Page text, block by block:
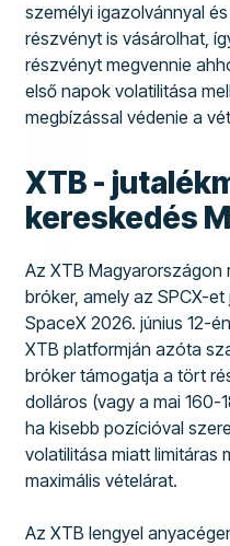
személyi igazolvánnyal
részvényt is vásárolhat,
részvényt megvennie
első napok volatilitása
megbízással védenie a
XTB -
kereskedés
Az XTB Magyarországon
bróker, amely az SPCX-
SpaceX 2026. június 12-
XTB platformján azóta
bróker támogatja a tört
dolláros (vagy a mai 160-
ha kisebb pozícióval
volatilitása miatt limitáras
maximális vételárat.
Az XTB lengyel